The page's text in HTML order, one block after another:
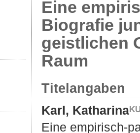
Eine
Biografie
geistlichen
Raum
Titelangaben
Karl, Katharina
Eine empirisch-